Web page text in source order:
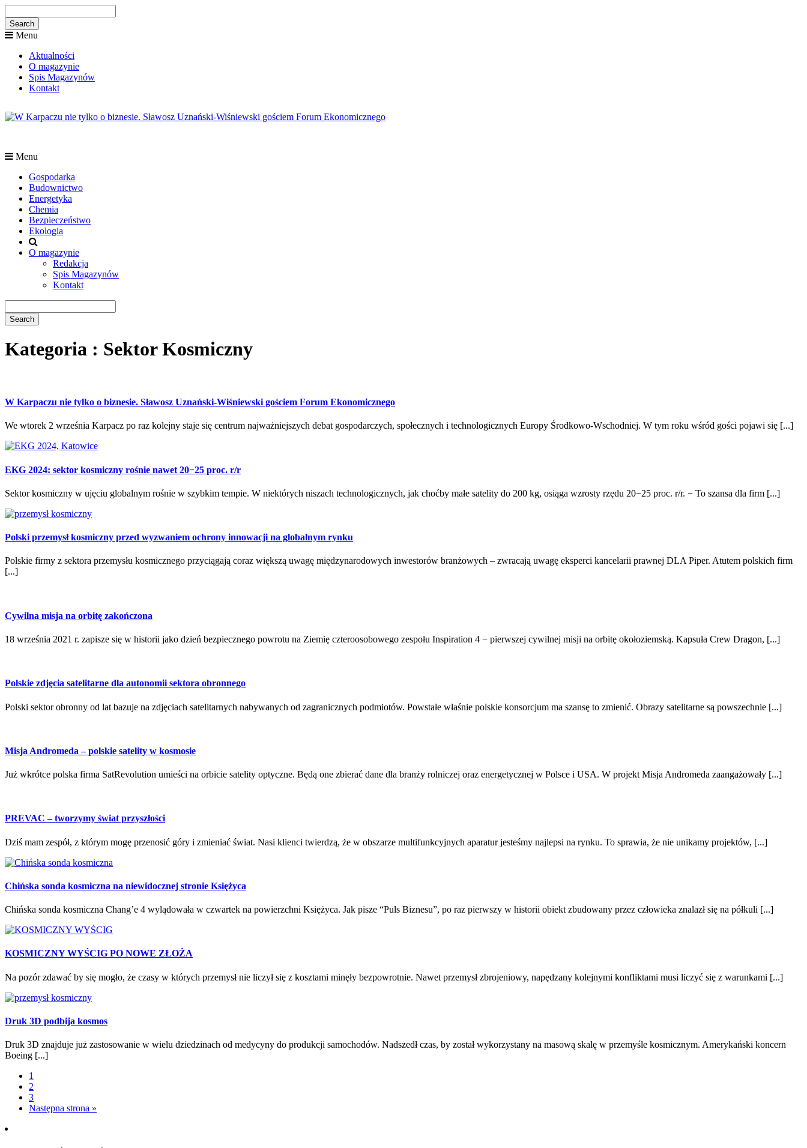
Menu
Aktualności
O magazynie
Spis Magazynów
Kontakt
Menu
Gospodarka
Budownictwo
Energetyka
Chemia
Bezpieczeństwo
Ekologia
O magazynie
Redakcja
Spis Magazynów
Kontakt
Kategoria : Sektor Kosmiczny
W Karpaczu nie tylko o biznesie. Sławosz Uznański-Wiśniewski gościem Forum Ekonomicznego
We wtorek 2 września Karpacz po raz kolejny staje się centrum najważniejszych debat gospodarczych, społecznych i technologicznych Europy Środkowo-Wschodniej. W tym roku wśród gości pojawi się [...]
EKG 2024: sektor kosmiczny rośnie nawet 20−25 proc. r/r
Sektor kosmiczny w ujęciu globalnym rośnie w szybkim tempie. W niektórych niszach technologicznych, jak choćby małe satelity do 200 kg, osiąga wzrosty rzędu 20−25 proc. r/r. − To szansa dla firm [...]
Polski przemysł kosmiczny przed wyzwaniem ochrony innowacji na globalnym rynku
Polskie firmy z sektora przemysłu kosmicznego przyciągają coraz większą uwagę międzynarodowych inwestorów branżowych – zwracają uwagę eksperci kancelarii prawnej DLA Piper. Atutem polskich firm
[...]
Cywilna misja na orbitę zakończona
18 września 2021 r. zapisze się w historii jako dzień bezpiecznego powrotu na Ziemię czteroosobowego zespołu Inspiration 4 − pierwszej cywilnej misji na orbitę okołoziemską. Kapsuła Crew Dragon, [...]
Polskie zdjęcia satelitarne dla autonomii sektora obronnego
Polski sektor obronny od lat bazuje na zdjęciach satelitarnych nabywanych od zagranicznych podmiotów. Powstałe właśnie polskie konsorcjum ma szansę to zmienić. Obrazy satelitarne są powszechnie [...]
Misja Andromeda – polskie satelity w kosmosie
Już wkrótce polska firma SatRevolution umieści na orbicie satelity optyczne. Będą one zbierać dane dla branży rolniczej oraz energetycznej w Polsce i USA. W projekt Misja Andromeda zaangażowały [...]
PREVAC – tworzymy świat przyszłości
Dziś mam zespół, z którym mogę przenosić góry i zmieniać świat. Nasi klienci twierdzą, że w obszarze multifunkcyjnych aparatur jesteśmy najlepsi na rynku. To sprawia, że nie unikamy projektów, [...]
Chińska sonda kosmiczna na niewidocznej stronie Księżyca
Chińska sonda kosmiczna Chang’e 4 wylądowała w czwartek na powierzchni Księżyca. Jak pisze “Puls Biznesu”, po raz pierwszy w historii obiekt zbudowany przez człowieka znalazł się na półkuli [...]
KOSMICZNY WYŚCIG PO NOWE ZŁOŻA
Na pozór zdawać by się mogło, że czasy w których przemysł nie liczył się z kosztami minęły bezpowrotnie. Nawet przemysł zbrojeniowy, napędzany kolejnymi konfliktami musi liczyć się z warunkami [...]
Druk 3D podbija kosmos
Druk 3D znajduje już zastosowanie w wielu dziedzinach od medycyny do produkcji samochodów. Nadszedł czas, by został wykorzystany na masową skalę w przemyśle kosmicznym. Amerykański koncern
Boeing [...]
1
2
3
Następna strona »